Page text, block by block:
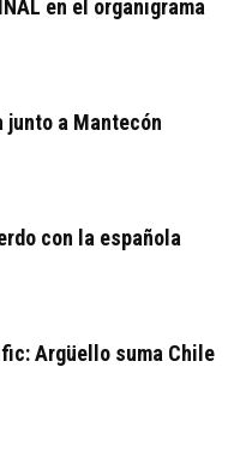
en el organigrama
junto a Mantecón
con la española
Argüello suma Chile